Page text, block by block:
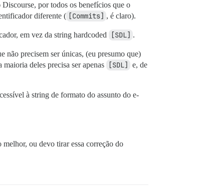
por todos os benefícios que o
diferente ( [Commits] , é claro).
em vez da string hardcoded [SDL] .
não precisem ser únicas, (eu presumo que)
deles precisa ser apenas
[SDL]
e, de
à string de formato do assunto do e-
ou devo tirar essa correção do